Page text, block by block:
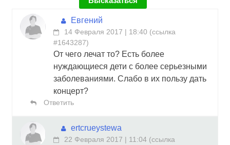
Евгений
14 Февраля 2017 | 18:40 (ссылка
#1643287)
От чего лечат то? Есть более
нуждающиеся дети с более серьезными
заболеваниями. Слабо в их пользу дать
концерт?
Ответить
ertcrueystewa
22 Февраля 2017 | 11:04 (ссылка